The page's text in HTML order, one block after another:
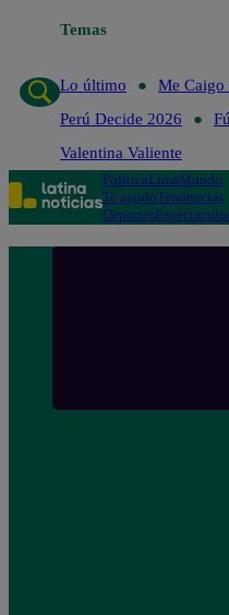
Temas
Lo último
Me Caigo
Perú Decide 2026
Valentina Valiente
PolíticaLimaMundo
Te ayudoTendencias
Deportes